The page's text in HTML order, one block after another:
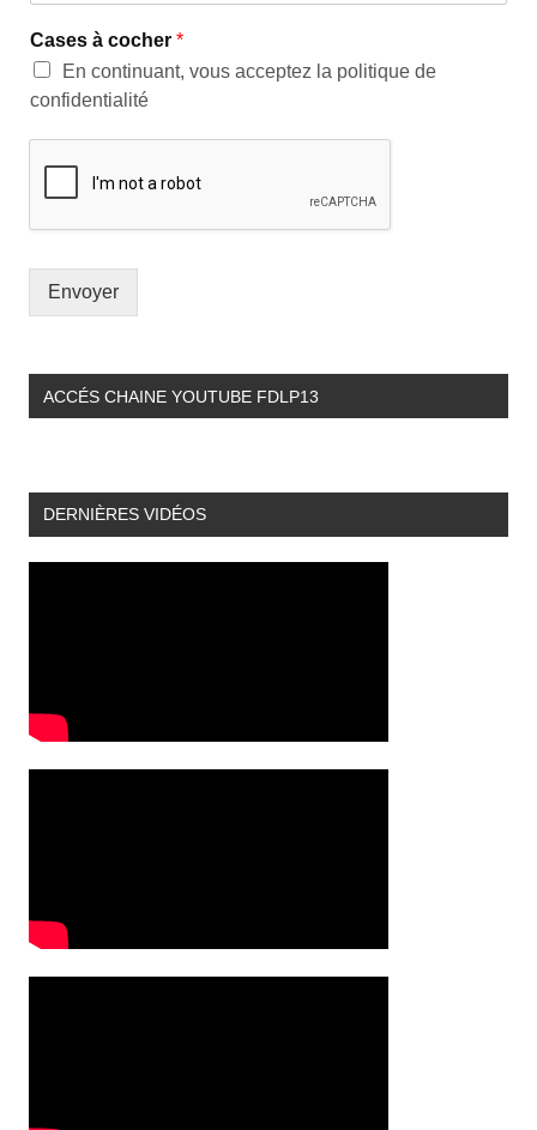
Cases à cocher *
En continuant, vous acceptez la politique de
confidentialité
Envoyer
ACCÉS CHAINE YOUTUBE FDLP13
DERNIÈRES VIDÉOS